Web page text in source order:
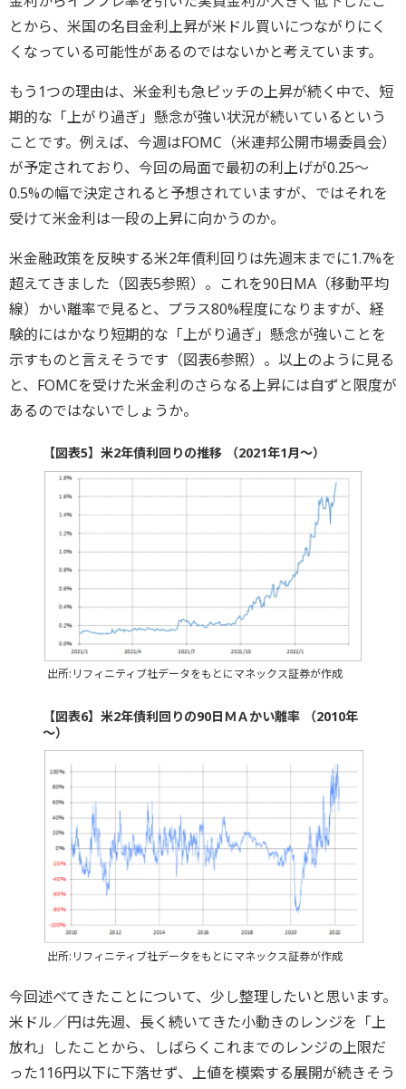
とから、米国の名目金利上昇が米ドル買いにつながりにく
くなっている可能性があるのではないかと考えています。
もう1つの理由は、米金利も急ピッチの上昇が続く中で、短
期的な「上がり過ぎ」懸念が強い状況が続いているという
ことです。例えば、今週はFOMC（米連邦公開市場委員会）
が予定されており、今回の局面で最初の利上げが0.25～
0.5%の幅で決定されると予想されていますが、ではそれを
受けて米金利は一段の上昇に向かうのか。
米金融政策を反映する米2年債利回りは先週末までに1.7%を
超えてきました（図表5参照）。これを90日MA（移動平均
線）かい離率で見ると、プラス80%程度になりますが、経
験的にはかなり短期的な「上がり過ぎ」懸念が強いことを
示すものと言えそうです（図表6参照）。以上のように見る
と、FOMCを受けた米金利のさらなる上昇には自ずと限度が
あるのではないでしょうか。
【図表5】米2年債利回りの推移 （2021年1月～）
出所:リフィニティブ社データをもとにマネックス証券が作成
【図表6】米2年債利回りの90日ＭＡかい離率 （2010年
～）
出所:リフィニティブ社データをもとにマネックス証券が作成
今回述べてきたことについて、少し整理したいと思います。
米ドル／円は先週、長く続いてきた小動きのレンジを「上
放れ」したことから、しばらくこれまでのレンジの上限だ
った116円以下に下落せず、上値を模索する展開が続きそう